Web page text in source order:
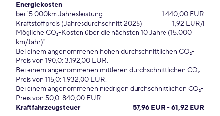
Energiekosten
bei 15.000km Jahresleistung
1.440,00 EUR
Kraftstoffpreis (Jahresdurchschnitt 2025)
1,92 EUR/l
Mögliche CO₂-Kosten über die nächsten 10 Jahre (15.000
km/Jahr)²:
Bei einem angenommenen hohen durchschnittlichen CO₂-
Preis von 190,0: 3.192,00 EUR.
Bei einem angenommenen mittleren durchschnittlichen CO₂-
Preis von 115,0: 1.932,00 EUR.
Bei einem angenommenen niedrigen durchschnittlichen CO₂-
Preis von 50,0: 840,00 EUR
Kraftfahrzeugsteuer
57,96 EUR - 61,92 EUR